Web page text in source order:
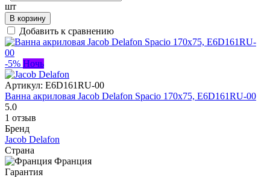
шт
В корзину
Добавить к сравнению
-5% Ночь
Артикул: E6D161RU-00
Ванна акриловая Jacob Delafon Spacio 170x75, E6D161RU-00
5.0
1 отзыв
Бренд
Jacob Delafon
Страна
Франция
Гарантия